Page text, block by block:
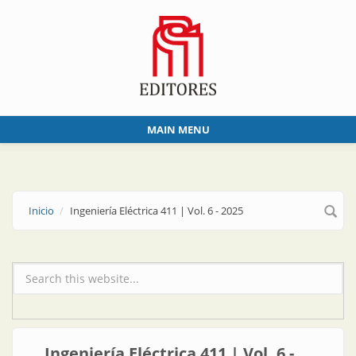
MAIN MENU
Inicio Ingeniería Eléctrica 411 | Vol. 6 - 2025
Formulario de búsqueda